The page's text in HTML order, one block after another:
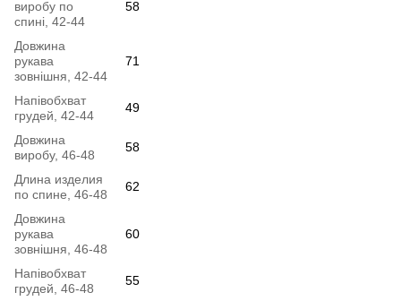
виробу по
спині, 42-44
58
Довжина
рукава
зовнішня, 42-44
71
Напівобхват
грудей, 42-44
49
Довжина
виробу, 46-48
58
Длина изделия
по спине, 46-48
62
Довжина
рукава
зовнішня, 46-48
60
Напівобхват
грудей, 46-48
55